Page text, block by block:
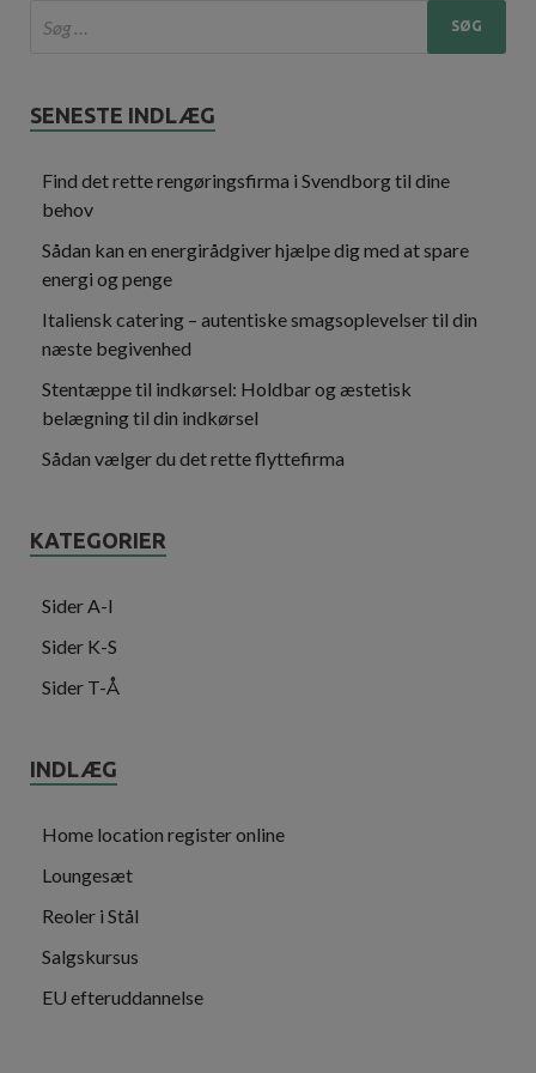
SENESTE INDLÆG
Find det rette rengøringsfirma i Svendborg til dine
behov
Sådan kan en energirådgiver hjælpe dig med at spare
energi og penge
Italiensk catering – autentiske smagsoplevelser til din
næste begivenhed
Stentæppe til indkørsel: Holdbar og æstetisk
belægning til din indkørsel
Sådan vælger du det rette flyttefirma
KATEGORIER
Sider A-I
Sider K-S
Sider T-Å
INDLÆG
Home location register online
Loungesæt
Reoler i Stål
Salgskursus
EU efteruddannelse